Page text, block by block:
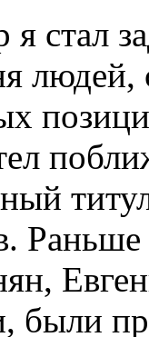
я стал
людей,
были